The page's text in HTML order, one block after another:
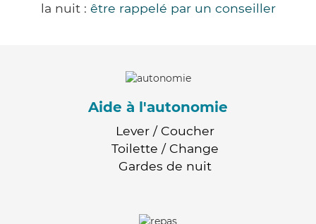
la nuit : être rappelé par un conseiller
Aide à l'autonomie
Lever / Coucher
Toilette / Change
Gardes de nuit